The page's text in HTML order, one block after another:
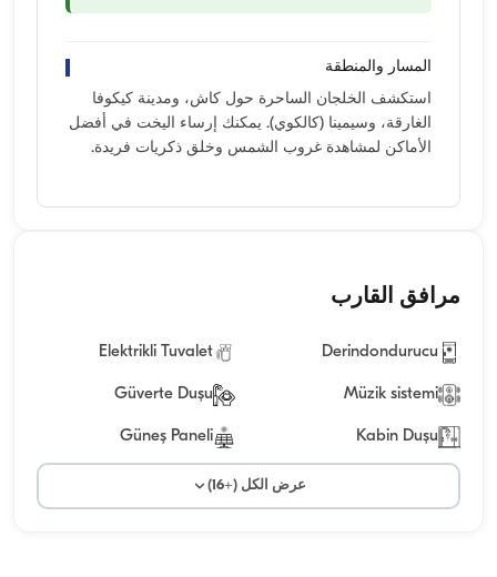
المسار والمنطقة
استكشف الخلجان الساحرة حول كاش، ومدينة كيكوفا
الغارقة، وسيمينا (كالكوي). يمكنك إرساء اليخت في أفضل
الأماكن لمشاهدة غروب الشمس وخلق ذكريات فريدة.
مرافق القارب
Derindondurucu
Elektrikli Tuvalet
Müzik sistemi
Güverte Duşu
Kabin Duşu
Güneş Paneli
عرض الكل (+16)